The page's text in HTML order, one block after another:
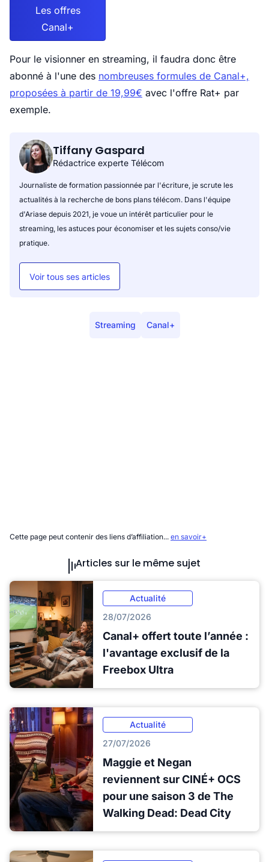
Les offres
Canal+
Pour le visionner en streaming, il faudra donc être
abonné à l'une des nombreuses formules de Canal+,
proposées à partir de 19,99€ avec l'offre Rat+ par
exemple.
Tiffany Gaspard
Rédactrice experte Télécom
Journaliste de formation passionnée par l'écriture, je scrute les
actualités à la recherche de bons plans télécom. Dans l'équipe
d'Ariase depuis 2021, je voue un intérêt particulier pour le
streaming, les astuces pour économiser et les sujets conso/vie
pratique.
Voir tous ses articles
Streaming Canal+
Cette page peut contenir des liens d’affiliation... en savoir+
Articles sur le même sujet
Actualité
28/07/2026
Canal+ offert toute l’année :
l'avantage exclusif de la
Freebox Ultra
Actualité
27/07/2026
Maggie et Negan
reviennent sur CINÉ+ OCS
pour une saison 3 de The
Walking Dead: Dead City